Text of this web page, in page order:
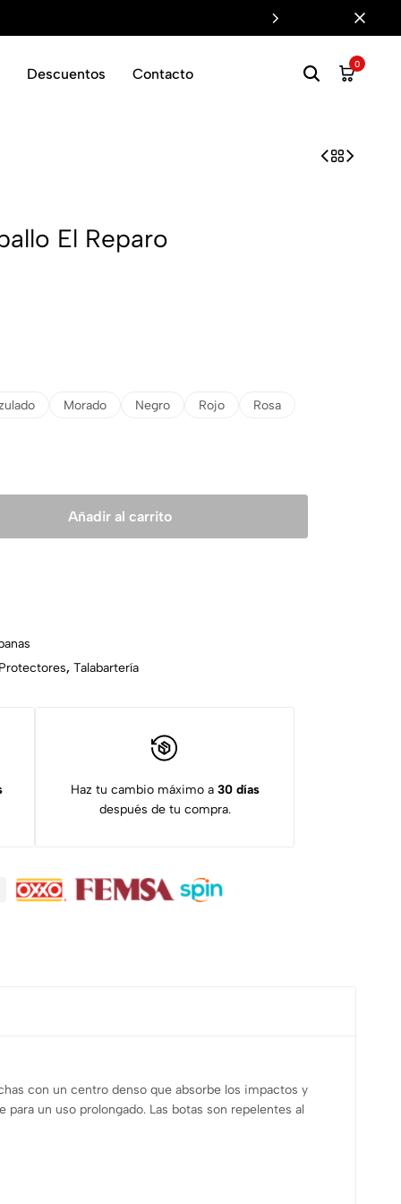
Descuentos Contacto
0
El Reparo
Morado Negro Rojo Rosa
Añadir al carrito
, Talabartería
Haz tu cambio máximo a 30 días
después de tu compra.
con un centro denso que absorbe los impactos y
un uso prolongado. Las botas son repelentes al